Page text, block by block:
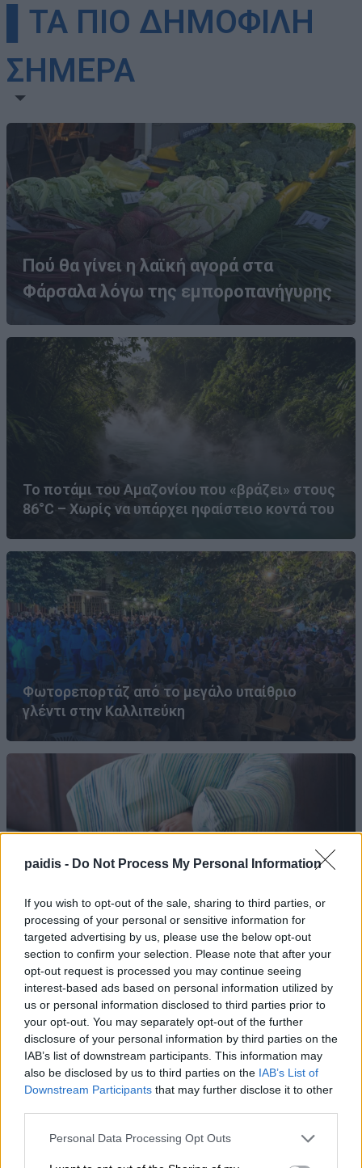
paidis - Do Not Process My Personal Information
If you wish to opt-out of the sale, sharing to third parties, or
processing of your personal or sensitive information for
targeted advertising by us, please use the below opt-out
section to confirm your selection. Please note that after your
opt-out request is processed you may continue seeing
interest-based ads based on personal information utilized by
us or personal information disclosed to third parties prior to
your opt-out. You may separately opt-out of the further
disclosure of your personal information by third parties on the
IAB’s list of downstream participants. This information may
also be disclosed by us to third parties on the IAB’s List of
Downstream Participants that may further disclose it to other
Personal Data Processing Opt Outs
▌ΤΑ ΠΙΟ ΔΗΜΟΦΙΛΗ
ΣΗΜΕΡΑ
Πού θα γίνει η λαϊκή αγορά στα
Φάρσαλα λόγω της εμποροπανήγυρης
Το ποτάμι του Αμαζονίου που «βράζει» στους
86°C – Χωρίς να υπάρχει ηφαίστειο κοντά του
Φωτορεπορτάζ από το μεγάλο υπαίθριο
γλέντι στην Καλλιπεύκη
διατάραξη κοινής ησυχίας